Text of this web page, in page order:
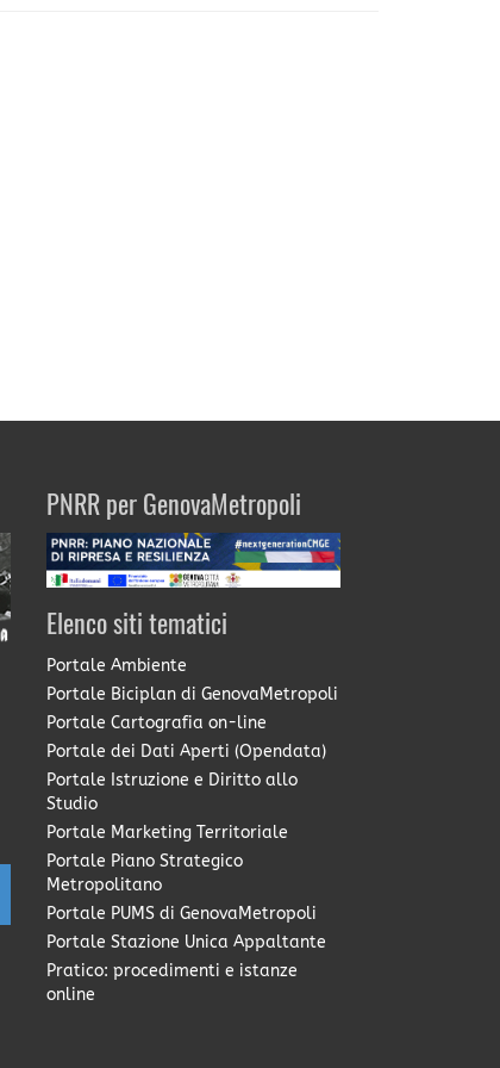
PNRR per GenovaMetropoli
Elenco siti tematici
Portale Ambiente
Portale Biciplan di GenovaMetropoli
Portale Cartografia on-line
Portale dei Dati Aperti (Opendata)
Portale Istruzione e Diritto allo
Studio
Portale Marketing Territoriale
Portale Piano Strategico
Metropolitano
Portale PUMS di GenovaMetropoli
Portale Stazione Unica Appaltante
Pratico: procedimenti e istanze
online